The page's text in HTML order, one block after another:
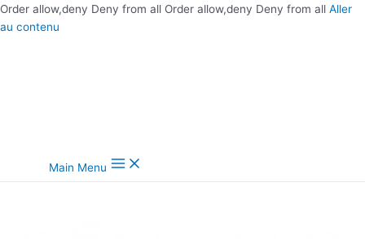
Order allow,deny Deny from all Order allow,deny Deny from all Aller
au contenu
Main Menu